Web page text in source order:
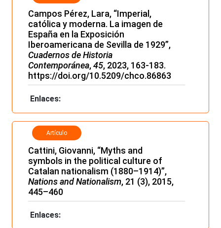
Campos Pérez, Lara, “Imperial,
católica y moderna. La imagen de
España en la Exposición
Iberoamericana de Sevilla de 1929”,
Cuadernos de Historia
Contemporánea,45, 2023, 163-183.
https://doi.org/10.5209/chco.86863
Enlaces:
Artículo
Cattini, Giovanni, “Myths and
symbols in the political culture of
Catalan nationalism (1880–1914)”,
Nations and Nationalism, 21 (3), 2015,
445–460
Enlaces: